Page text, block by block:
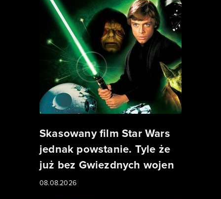
Skasowany film Star Wars
jednak powstanie. Tyle że
już bez Gwiezdnych wojen
08.08.2026